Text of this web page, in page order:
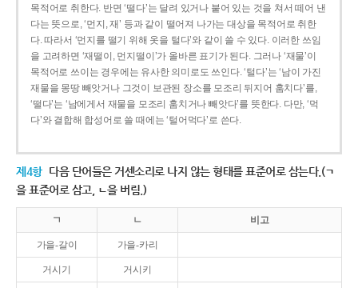
목적어로 취한다. 반면 ‘떨다’는 달려 있거나 붙어 있는 것을 쳐서 떼어 낸
다는 뜻으로, ‘먼지, 재’ 등과 같이 떨어져 나가는 대상을 목적어로 취한
다. 따라서 ‘먼지를 떨기 위해 옷을 털다’와 같이 쓸 수 있다. 이러한 쓰임
을 고려하면 ‘재떨이, 먼지떨이’가 올바른 표기가 된다. 그러나 ‘재물’이
목적어로 쓰이는 경우에는 유사한 의미로도 쓰인다. ‘털다’는 ‘남이 가진
재물을 몽땅 빼앗거나 그것이 보관된 장소를 모조리 뒤지어 훔치다’를,
‘떨다’는 ‘남에게서 재물을 모조리 훔치거나 빼앗다’를 뜻한다. 다만, ‘먹
다’와 결합해 합성어로 쓸 때에는 ‘털어먹다’로 쓴다.
제4항 다음 단어들은 거센소리로 나지 않는 형태를 표준어로 삼는다.(ㄱ
을 표준어로 삼고, ㄴ을 버림.)
ㄱ ㄴ 비고
가을-갈이 가을-카리
거시기 거시키